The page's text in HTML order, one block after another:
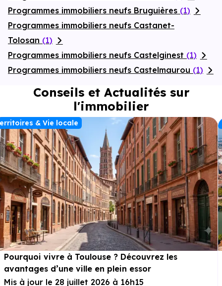
Programmes immobiliers neufs Bruguières (1)
Programmes immobiliers neufs Castanet-
Tolosan (1)
Programmes immobiliers neufs Castelginest (1)
Programmes immobiliers neufs Castelmaurou (1)
Conseils et Actualités sur
l'immobilier
& Vie locale
Pourquoi vivre à Toulouse ? Découvrez les
avantages d’une ville en plein essor
Mis à jour le 28 juillet 2026 à 16h15